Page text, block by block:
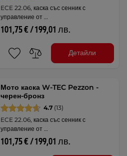
ECE 22.06, каска със сенник с
управление от …
101,75 € / 199,01 лв.
Детайли
Мото каска W-TEC Pezzon -
черен-бронз
4.7 (13)
ECE 22.06, каска със сенник с
управление от …
101,75 € / 199,01 лв.